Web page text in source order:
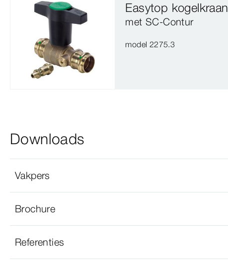
Easytop kogelkraan
met SC‑Contur
model 2275.3
Downloads
Vakpers
Brochure
Referenties